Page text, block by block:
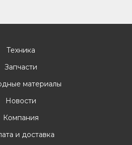
Техника
Запчасти
материалы
Новости
Компания
и доставка